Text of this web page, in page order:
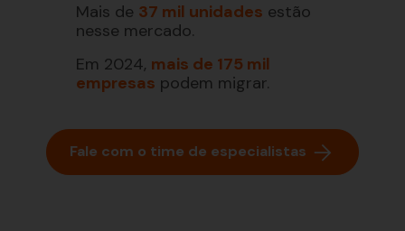
Mais de 37 mil unidades estão
nesse mercado.
Em 2024, mais de 175 mil
empresas podem migrar.
Fale com o time de especialistas